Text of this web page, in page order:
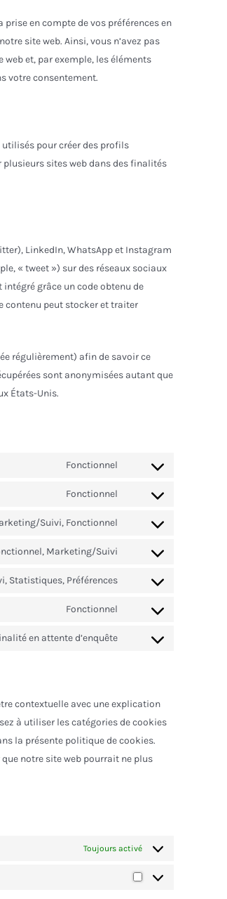
en compte de vos préférences en
site web. Ainsi, vous n’avez pas
et, par exemple, les éléments
votre consentement.
pour créer des profils
plusieurs sites web dans des finalités
LinkedIn, WhatsApp et Instagram
« tweet ») sur des réseaux sociaux
grâce un code obtenu de
contenu peut stocker et traiter
régulièrement) afin de savoir ce
sont anonymisées autant que
États-Unis.
Fonctionnel
Consent
wordpress
Fonctionnel
Consent
wordfence
Suivi, Fonctionnel
Consent
facebook
Marketing/Suivi
Consent
twitter
Statistiques, Préférences
Consent
linkedin
Fonctionnel
Consent
en attente d’enquête
Consent
divers
contextuelle avec une explication
à utiliser les catégories de cookies
la présente politique de cookies.
notre site web pourrait ne plus
Toujours activé
Marketing